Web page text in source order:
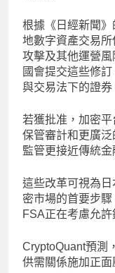
根據《日經新聞
地數字資產交易
攻擊及其他運營
國會提交這些修
與交易法下的證券
若獲批准，加密
保管審計和更廣
監管更接近傳統金
這些改革可視為
密市場的首要步
FSA正在考慮允
CryptoQuant預測
供需關係施加正面